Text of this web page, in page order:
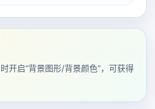
开启“背景图形/背景颜色”，可获得